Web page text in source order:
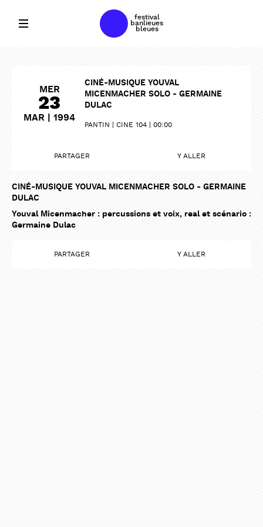
festival
banlieues
bleues
MER
23
MAR | 1994
CINÉ-MUSIQUE YOUVAL
MICENMACHER SOLO - GERMAINE
DULAC
PANTIN CINE 104 00:00
PARTAGER Y ALLER
CINÉ-MUSIQUE YOUVAL MICENMACHER SOLO - GERMAINE
DULAC
Youval Micenmacher : percussions et voix, real et scénario :
Germaine Dulac
PARTAGER Y ALLER
PARTAGER
PARTAGER